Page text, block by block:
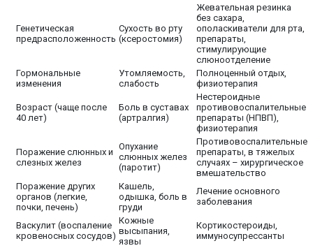
Генетическая
предрасположенность
Сухость во рту
(ксеростомия)
Жевательная резинка
без сахара,
ополаскиватели для рта,
препараты,
стимулирующие
слюноотделение
Гормональные
изменения
Утомляемость,
слабость
Полноценный отдых,
физиотерапия
Возраст (чаще после
40 лет)
Боль в суставах
(артралгия)
Нестероидные
противовоспалительные
препараты (НПВП),
физиотерапия
Поражение слюнных и
слезных желез
Опухание
слюнных желез
(паротит)
Противовоспалительные
препараты, в тяжелых
случаях – хирургическое
вмешательство
Поражение других
органов (легкие,
почки, печень)
Кашель,
одышка, боль в
груди
Лечение основного
заболевания
Васкулит (воспаление
кровеносных сосудов)
Кожные
высыпания,
язвы
Кортикостероиды,
иммуносупрессанты